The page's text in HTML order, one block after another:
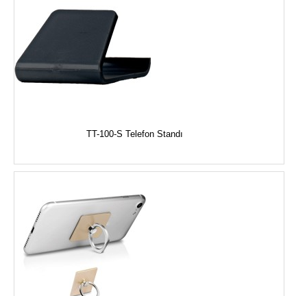
TT-100-S Telefon Standı